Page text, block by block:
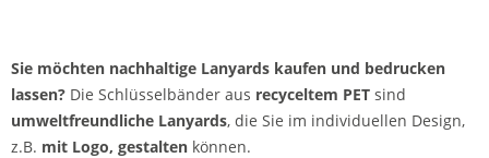
Sie möchten nachhaltige Lanyards kaufen und bedrucken
lassen? Die Schlüsselbänder aus recyceltem PET sind
umweltfreundliche Lanyards, die Sie im individuellen Design,
z.B. mit Logo, gestalten können.